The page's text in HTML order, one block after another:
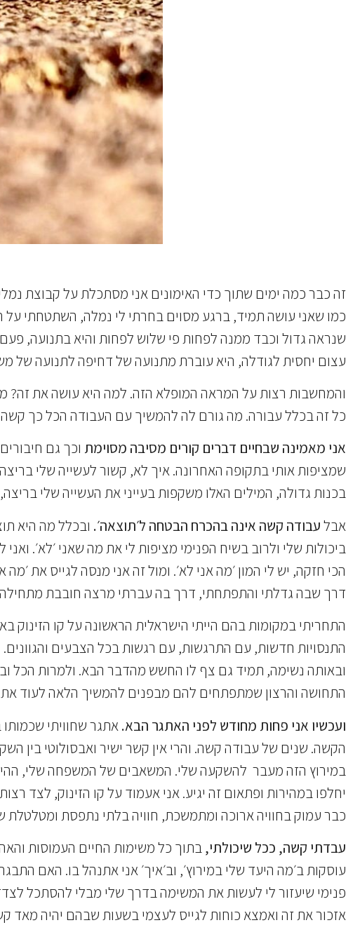
זה כבר כמה ימים שתוך כדי האימונים אני מסתכלת על קבוצת
שנראה גדול וכבד ממנה לפחות פי שלוש לפחות והיא בתנועה,
עצום יחסית לגודלה, היא עוברת מתנועה של דחיפה לתנועה של
והמחשבות רצות על המראה המופלא הזה. למה היא עושה את זה?
כל זה בכלל עבורה. מה גורם לה להמשיך עם העבודה הכל כך קשה
אני מאמינה שבחיים דברים קורים מסיבה מסוימת וכך גם
שמציפות אותי בתקופה האחרונה. איך לא, קשור לעשייה שלי
בכנות גדולה, המילים האלו משקפות בעייני את העשייה שלי
אבלעבודה קשה אינה בהכרח הבטחה ל׳תוצאה׳. ובכלל מה היא
ביכולות שלי ולרוב בשיח הפנימי מציפות לי את מה שאני ׳לא׳.
הכי חזקה, יש לי המון ׳מה אני לא׳. ומול זה אני מנסה לגייס את
דרך שבה גדלתי והתפתחתי, דרך בה עברתי מרצה חובבת מתחילה
התחריתי במקומות בהם הייתי הישראלית הראשונה על קו
התנסויות חדשות, עם התרגשות, עם רגשות בכל הצבעים והגוונים.
ובאותה נשימה, תמיד גם צף לו החשש מהדבר הבא. ולמרות הכל
התחושה והרצון שמתפתחים להם מבפנים להמשיך הלאה לעוד
ועכשיו אני פחות מחודש לפני האתגר הבא.אתגר שחוויתי
הקשה. שנים של עבודה קשה. והרי אין קשר ישיר ואבסולוטי בין
במירוץ הזה מעבר להשקעה שלי. המשאבים של המשפחה שלי,
יחלפו במהירות ופתאום זה יגיע. אני אעמוד על קו הזינוק, לצד
כבר עמוק בחוויה ארוכה ומתמשכת, חוויה בלתי נתפסת
עבדתי קשה, ככל שיכולתי,בתוך כל משימות החיים העמוסות
עוסקות ב׳מה היעד שלי במירוץ׳, וב׳איך׳ אני אתנהל בו. האם
פנימי שיעזור לי לעשות את המשימה בדרך שלי מבלי להסתכל
אזכור את זה ואמצא כוחות לגייס לעצמי בשעות שבהם יהיה מאד